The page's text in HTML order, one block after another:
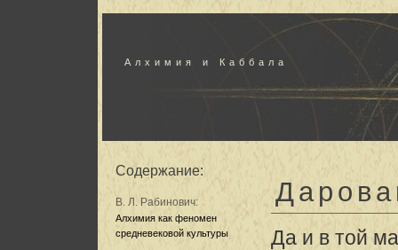
Алхимия и Каббала
Содержание:
В. Л. Рабинович:
Алхимия как феномен
средневековой культуры
Да и в той